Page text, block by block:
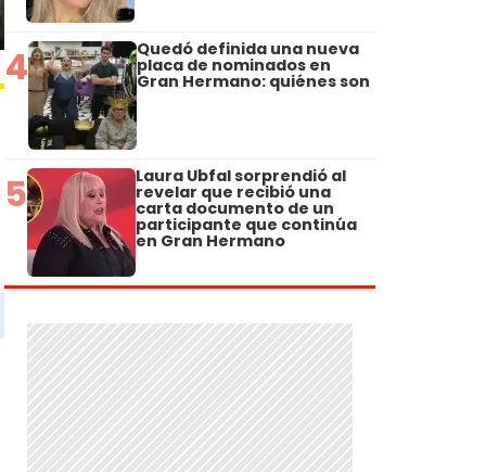
4 Quedó definida una nueva
placa de nominados en
Gran Hermano: quiénes son
5 Laura Ubfal sorprendió al
revelar que recibió una
carta documento de un
participante que continúa
en Gran Hermano